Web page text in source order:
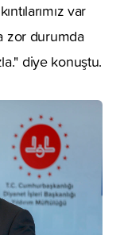
var
zor durumda
diye konuştu.